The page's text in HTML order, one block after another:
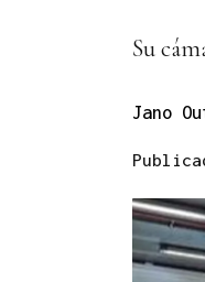
Su
Jano